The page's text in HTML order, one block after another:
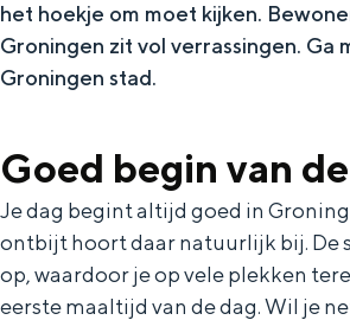
dicht bij elkaar. De
stad, de stilte van een
weidsheid van het
sporen van een
Stad
het hoekje om moet kijken.
Groningen zit vol verrassingen. Ga
Groningen stad.
Goed begin van
Je dag begint altijd goed in
ontbijt hoort daar natuurlijk bij. De
op, waardoor je op vele plekken
eerste maaltijd van de dag. Wil je